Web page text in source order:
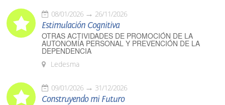
08/01/2026 26/11/2026
Estimulación Cognitiva
OTRAS ACTIVIDADES DE PROMOCIÓN DE LA
AUTONOMÍA PERSONAL Y PREVENCIÓN DE LA
DEPENDENCIA
Ledesma
09/01/2026 31/12/2026
Construyendo mi Futuro